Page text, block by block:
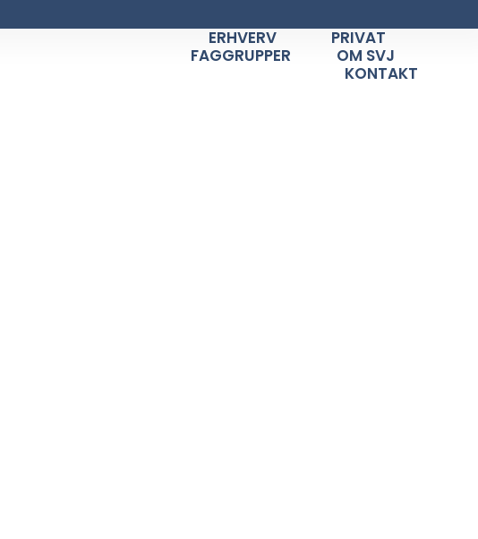
ERHVERV
PRIVAT
FAGGRUPPER
OM SVJ
KONTAKT